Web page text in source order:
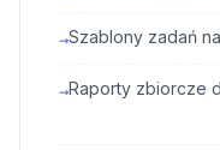
→Szablony zadań
→Raporty zbiorcze